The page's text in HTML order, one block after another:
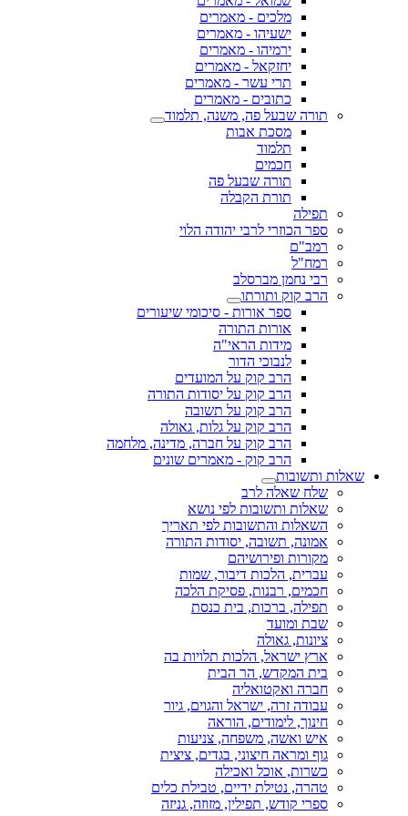
מלכים - מאמרים
ישעיהו - מאמרים
ירמיהו - מאמרים
יחזקאל - מאמרים
תרי עשר - מאמרים
כתובים - מאמרים
תורה שבעל פה, משנה, תלמוד
מסכת אבות
תלמוד
חכמים
תורה שבעל פה
תורת הקבלה
תפילה
ספר הכוזרי לרבי יהודה הלוי
רמב"ם
רמח"ל
רבי נחמן מברסלב
הרב קוק ותורתו
ספר אורות - סיכומי שיעורים
אורות התורה
מידות הראי"ה
לנבוכי הדור
הרב קוק על המועדים
הרב קוק על יסודות התורה
הרב קוק על תשובה
הרב קוק על גלות, גאולה
הרב קוק על חברה, מדינה, מלחמה
הרב קוק - מאמרים שונים
שאלות ותשובות
שלח שאלה לרב
שאלות ותשובות לפי נושא
השאלות והתשובות לפי תאריך
אמונה, תשובה, יסודות התורה
מקורות ופירושיהם
עברית, הלכות דיבור, שמות
חכמים, רבנות, פסיקת הלכה
תפילה, ברכות, בית כנסת
שבת ומועד
ציונות, גאולה
ארץ ישראל, הלכות תלויות בה
בית המקדש, הר הבית
חברה ואקטואליה
עבודה זרה, ישראל והגוים, גיור
חינוך, לימודים, הוראה
איש ואשה, משפחה, צניעות
גוף ומראה חיצוני, בגדים, ציצית
כשרות, אוכל ואכילה
טהרה, נטילת ידיים, טבילת כלים
ספרי קודש, תפילין, מזוזה, גניזה